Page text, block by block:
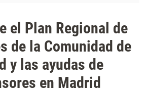
el Plan Regional de
de la Comunidad de
y las ayudas de
en Madrid